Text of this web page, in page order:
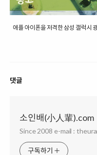
애플 아이폰을 저격한 삼성 갤럭시
댓글
소인배(小人輩).com
Since 2008 e-mail :
구독하기